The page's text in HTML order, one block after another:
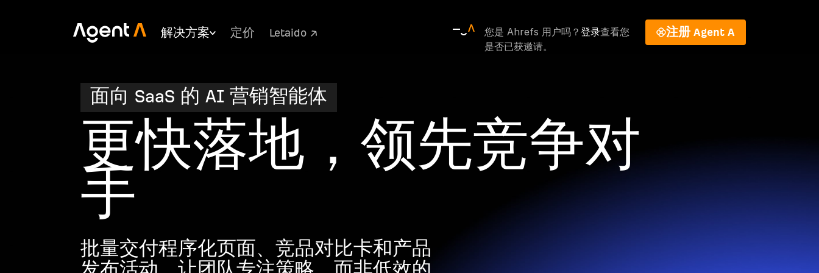
解决方案 定价 Letaido ↗ 您是 Ahrefs 用户吗？ 登录查看您
是否已获邀请。
注册 Agent A
面向 SaaS 的 AI 营销智能体
更快落地，领先竞争对
手
批量交付程序化页面、竞品对比卡和产品